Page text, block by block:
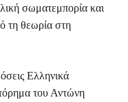
σωματεμπορία και
τη θεωρία στη
Ελληνικά
του Αντώνη